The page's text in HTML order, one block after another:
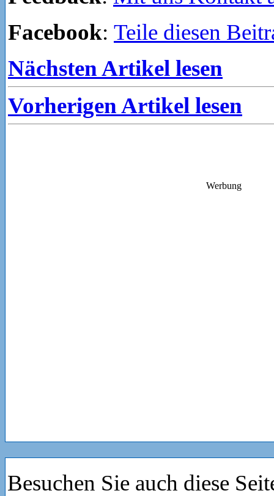
Facebook: Teile diesen
Nächsten Artikel lesen
Vorherigen Artikel lesen
Werbung
Besuchen Sie auch diese